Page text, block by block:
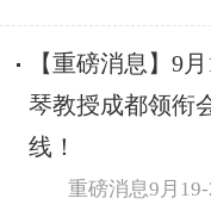
【重磅消息】9
琴教授成都领衔
线！
重磅消息9月